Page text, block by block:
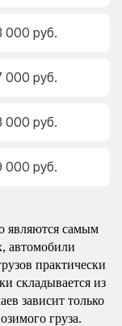
000 руб.
000 руб.
000 руб.
000 руб.
являются самым
автомобили
практически
складывается из
зависит только
груза.